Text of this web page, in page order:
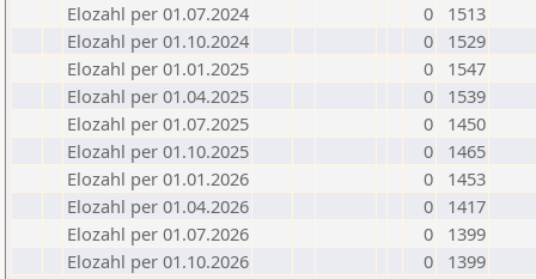
Elozahl per 01.07.2024
0
1513
Elozahl per 01.10.2024
0
1529
Elozahl per 01.01.2025
0
1547
Elozahl per 01.04.2025
0
1539
Elozahl per 01.07.2025
0
1450
Elozahl per 01.10.2025
0
1465
Elozahl per 01.01.2026
0
1453
Elozahl per 01.04.2026
0
1417
Elozahl per 01.07.2026
0
1399
Elozahl per 01.10.2026
0 1399